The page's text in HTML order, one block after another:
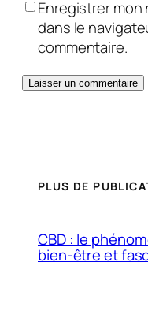
Enregistrer
dans le
commentaire.
PLUS DE
CBD : le
bien-être et